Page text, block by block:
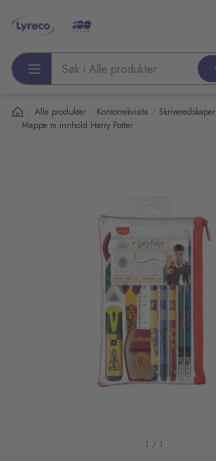
Søk etter produkter
Alle produkter Kontorrekvisita Skriveredskaper
Mappe m.innhold Harry Potter
1 / 1